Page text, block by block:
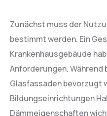
Zunächst muss der
bestimmt werden. Ein
Krankenhausgebäude
Anforderungen. Während
Glasfassaden bevorzugt
Bildungseinrichtungen
Dämmeigenschaften